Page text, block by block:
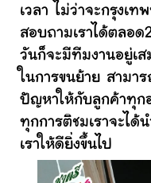
เวลา ไม่ว่าจะกรุงเ
สอบถามเราได้ตลอ
วันก็จะมีทีมงานอยู่เ
ในการขนย้าย สามา
ปัญหาให้กับลูกค้าทุก
ทุกการติชมเราจะได้
เราให้ดียิ่งขึ้นไป